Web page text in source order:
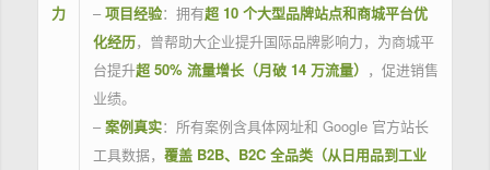
力
– 项目经验：拥有超 10 个大型品牌站点和商城平台优
化经历，曾帮助大企业提升国际品牌影响力，为商城平
台提升超 50% 流量增长（月破 14 万流量） ，促进销售
业绩。
– 案例真实：所有案例含具体网址和 Google 官方站长
工具数据， 覆盖 B2B、B2C 全品类（从日用品到工业